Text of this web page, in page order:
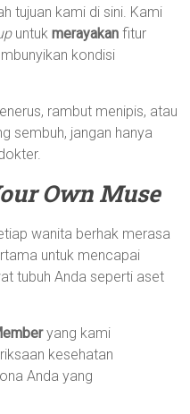
tujuan kami di sini. Kami
untukmerayakan fitur
kondisi
rambut menipis, atau
sembuh, jangan hanya
Own Muse
wanita berhak merasa
untuk mencapai
tubuh Anda seperti aset
yang kami
kesehatan
Anda yang